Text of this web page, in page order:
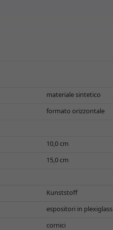
materiale sintetico
formato orizzontale
10,0 cm
15,0 cm
Kunststoff
espositori in plexiglass
cornici